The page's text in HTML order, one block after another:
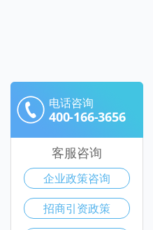
电话咨询
400-166-3656
客服咨询
企业政策咨询
招商引资政策